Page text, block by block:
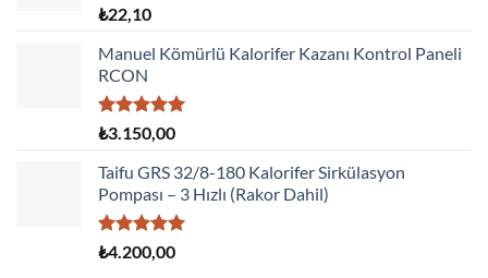
5 üzerinden
5.00oy
aldı
₺22,10
Manuel Kömürlü Kalorifer Kazanı Kontrol Paneli
RCON
5 üzerinden
oy
aldı
₺3.150,00
Taifu GRS 32/8-180 Kalorifer Sirkülasyon
Pompası – 3 Hızlı (Rakor Dahil)
5 üzerinden
oy
₺4.200,00